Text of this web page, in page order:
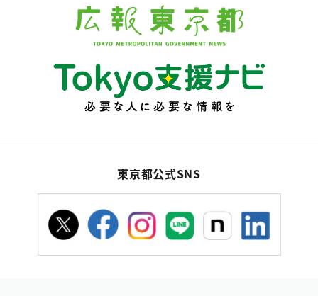
東京都公式SNS